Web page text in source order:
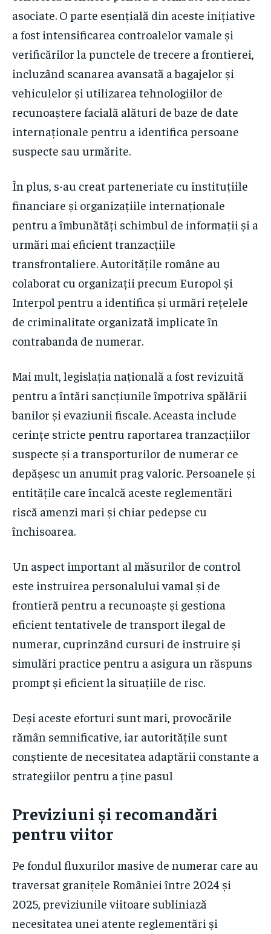
asociate. O parte esențială din aceste inițiative
a fost intensificarea controalelor vamale și
verificărilor la punctele de trecere a frontierei,
incluzând scanarea avansată a bagajelor și
vehiculelor și utilizarea tehnologiilor de
recunoaștere facială alături de baze de date
internaționale pentru a identifica persoane
suspecte sau urmărite.
În plus, s-au creat parteneriate cu instituțiile
financiare și organizațiile internaționale
pentru a îmbunătăți schimbul de informații și a
urmări mai eficient tranzacțiile
transfrontaliere. Autoritățile române au
colaborat cu organizații precum Europol și
Interpol pentru a identifica și urmări rețelele
de criminalitate organizată implicate în
contrabanda de numerar.
Mai mult, legislația națională a fost revizuită
pentru a întări sancțiunile împotriva spălării
banilor și evaziunii fiscale. Aceasta include
cerințe stricte pentru raportarea tranzacțiilor
suspecte și a transporturilor de numerar ce
depășesc un anumit prag valoric. Persoanele și
entitățile care încalcă aceste reglementări
riscă amenzi mari și chiar pedepse cu
închisoarea.
Un aspect important al măsurilor de control
este instruirea personalului vamal și de
frontieră pentru a recunoaște și gestiona
eficient tentativele de transport ilegal de
numerar, cuprinzând cursuri de instruire și
simulări practice pentru a asigura un răspuns
prompt și eficient la situațiile de risc.
Deși aceste eforturi sunt mari, provocările
rămân semnificative, iar autoritățile sunt
conștiente de necesitatea adaptării constante a
strategiilor pentru a ține pasul
Previziuni și recomandări
pentru viitor
Pe fondul fluxurilor masive de numerar care au
traversat granițele României între 2024 și
2025, previziunile viitoare subliniază
necesitatea unei atente reglementări și